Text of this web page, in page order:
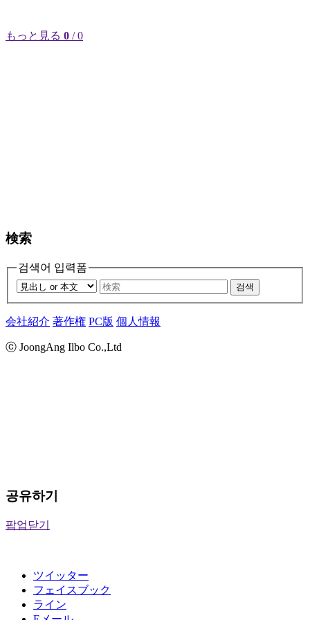
もっと見る 0 / 0
検索
검색어 입력폼
검색
会社紹介 著作権 PC版 個人情報
ⓒ JoongAng Ilbo Co.,Ltd
공유하기
팝업닫기
ツイッター
フェイスブック
ライン